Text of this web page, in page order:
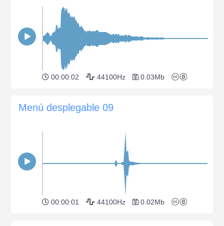
00:00:02 44100Hz 0.03Mb
Menú desplegable 09
00:00:01 44100Hz 0.02Mb